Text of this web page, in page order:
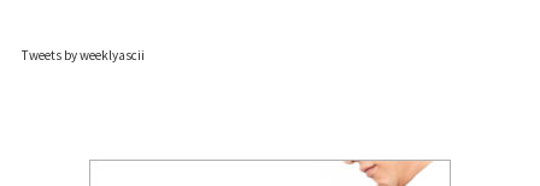
Tweets by weeklyascii